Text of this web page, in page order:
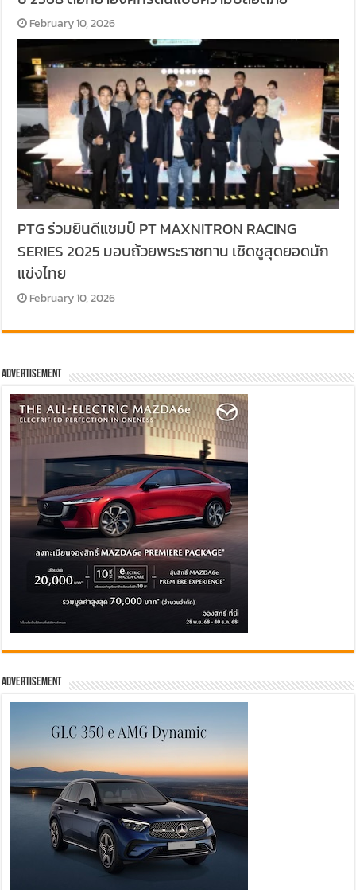
February 10, 2026
PTG ร่วมยินดีแชมป์ PT MAXNITRON RACING
SERIES 2025 มอบถ้วยพระราชทาน เชิดชูสุดยอดนัก
แข่งไทย
February 10, 2026
Advertisement
Advertisement